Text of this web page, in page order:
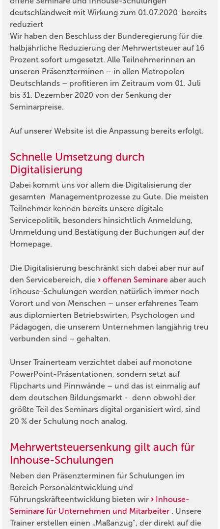
deutschlandweit mit Wirkung zum 01.07.2020 bereits
reduziert
Wir haben den Beschluss der Bunderegierung für die
halbjährliche Reduzierung der Mehrwertsteuer auf 16
Prozent sofort umgesetzt. Alle Teilnehmerinnen an
unseren Präsenzterminen – in allen Metropolen
Deutschlands – profitieren im Zeitraum vom 01. Juli
bis 31. Dezember 2020 von der Senkung der
Seminarpreise.
Auf unserer Website ist die Anpassung bereits erfolgt.
Schnelle Umsetzung durch
Digitalisierung
Dabei kommt uns vor allem die Digitalisierung der
gesamten Managementprozesse zu Gute. Die meisten
Teilnehmer kennen bereits unsere digitale
Servicepolitik, besonders hinsichtlich Anmeldung,
Ummeldung und Bestätigung der Buchungen auf der
Homepage.
Die Digitalisierung beschränkt sich dabei aber nur auf
den Servicebereich, die
offenen Seminare aber auch
Inhouse-Schulungen werden natürlich immer noch
Vorort und von Menschen – unser erfahrenes Team
aus diplomierten Betriebswirten, Psychologen und
Pädagogen, die unserem Unternehmen langjährig treu
verbunden sind – gehalten.
Unser Trainerteam verzichtet dabei auf monotone
PowerPoint-Präsentationen, sondern setzt auf
Flipcharts und Pinnwände – und das ist einmalig auf
dem deutschen Bildungsmarkt - denn obwohl der
größte Teil des Seminars digital organisiert wird, sind
20 % der Schulung noch analog.
Mehrwertsteuersenkung gilt auch für
Inhouse-Schulungen
Neben den Präsenzterminen für Schulungen im
Bereich Personalentwicklung und
Führungskräfteentwicklung bieten wir
Inhouse-
Seminare für Unternehmen und Mitarbeiter . Unsere
Trainer erstellen einen „Maßanzug“, der direkt auf die